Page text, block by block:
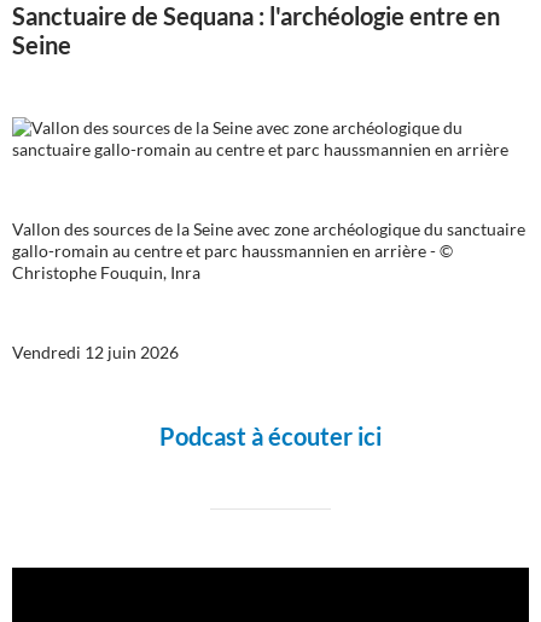
Sanctuaire de Sequana : l'archéologie entre en
Seine
Vallon des sources de la Seine avec zone archéologique du sanctuaire
gallo-romain au centre et parc haussmannien en arrière - ©
Christophe Fouquin, Inra
Vendredi 12 juin 2026
Podcast à écouter ici